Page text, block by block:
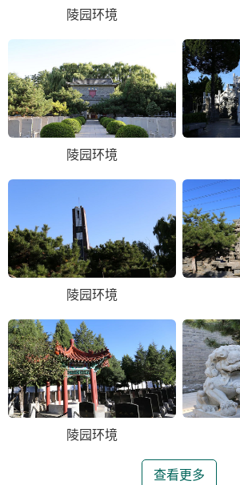
陵园环境
陵园环境
陵园环境
陵园环境
查看更多